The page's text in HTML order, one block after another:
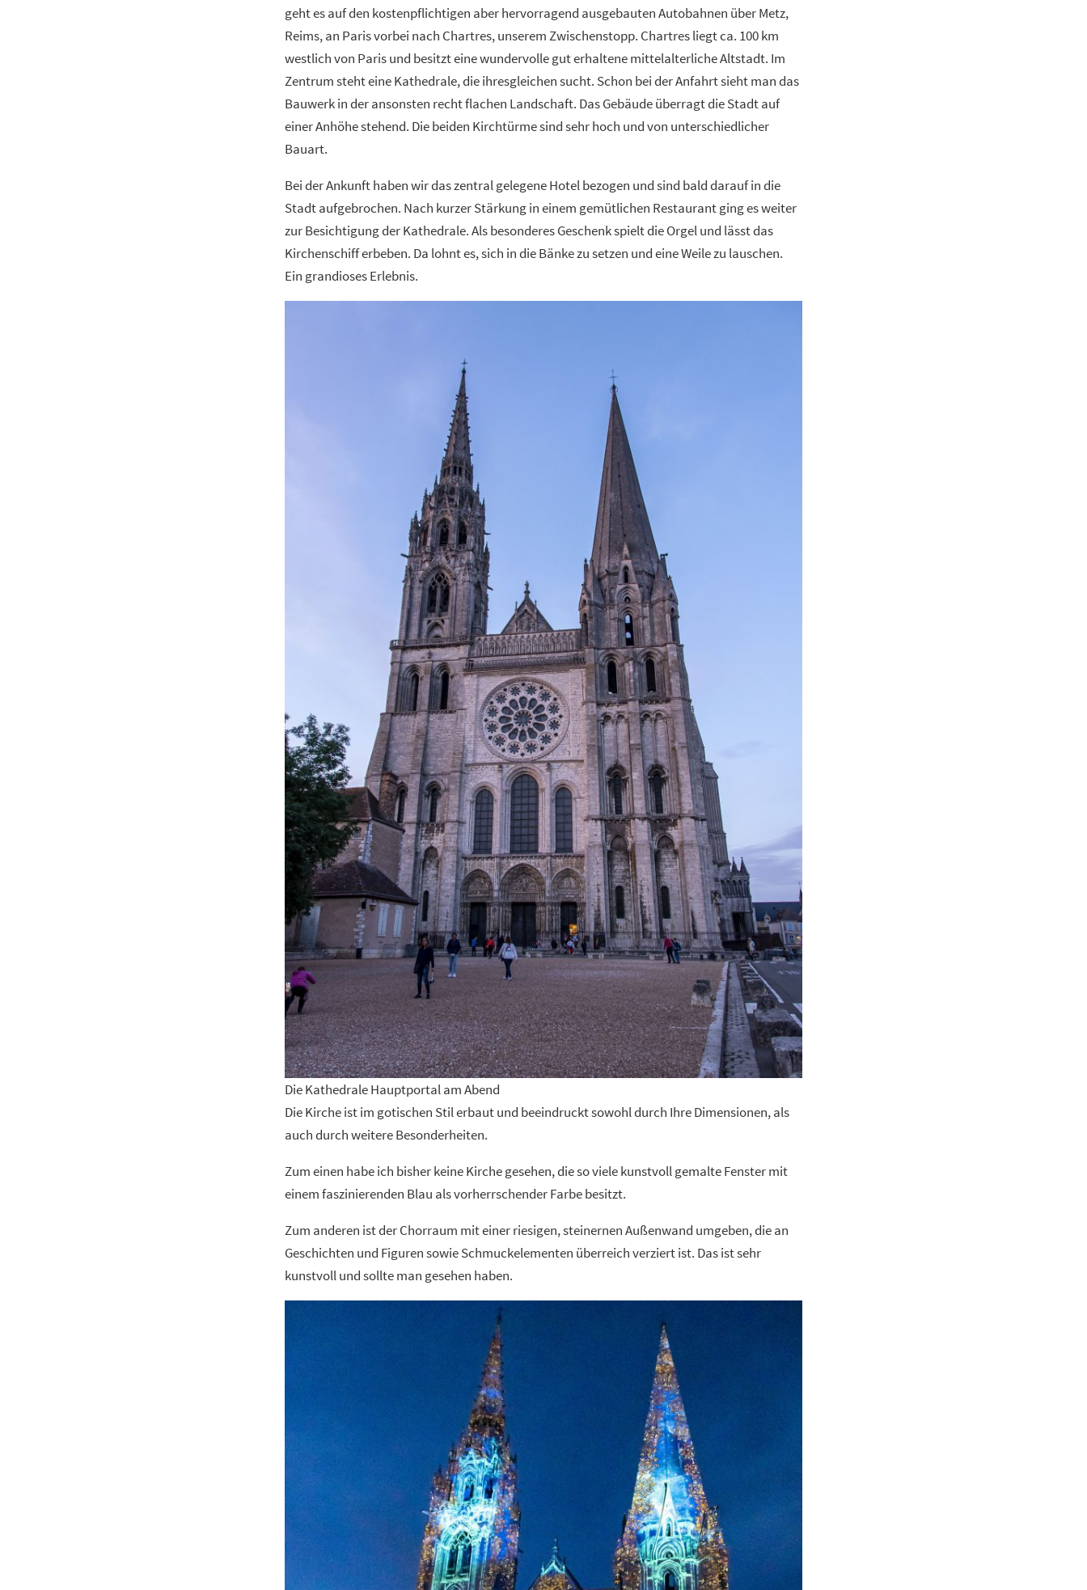
geht es auf den kostenpflichtigen aber hervorragend ausgebauten Autobahnen über Metz,
Reims, an Paris vorbei nach Chartres, unserem Zwischenstopp. Chartres liegt ca. 100 km
westlich von Paris und besitzt eine wundervolle gut erhaltene mittelalterliche Altstadt. Im
Zentrum steht eine Kathedrale, die ihresgleichen sucht. Schon bei der Anfahrt sieht man das
Bauwerk in der ansonsten recht flachen Landschaft. Das Gebäude überragt die Stadt auf
einer Anhöhe stehend. Die beiden Kirchtürme sind sehr hoch und von unterschiedlicher
Bauart.
Bei der Ankunft haben wir das zentral gelegene Hotel bezogen und sind bald darauf in die
Stadt aufgebrochen. Nach kurzer Stärkung in einem gemütlichen Restaurant ging es weiter
zur Besichtigung der Kathedrale. Als besonderes Geschenk spielt die Orgel und lässt das
Kirchenschiff erbeben. Da lohnt es, sich in die Bänke zu setzen und eine Weile zu lauschen.
Ein grandioses Erlebnis.
Die Kathedrale Hauptportal am Abend
Die Kirche ist im gotischen Stil erbaut und beeindruckt sowohl durch Ihre Dimensionen, als
auch durch weitere Besonderheiten.
Zum einen habe ich bisher keine Kirche gesehen, die so viele kunstvoll gemalte Fenster mit
einem faszinierenden Blau als vorherrschender Farbe besitzt.
Zum anderen ist der Chorraum mit einer riesigen, steinernen Außenwand umgeben, die an
Geschichten und Figuren sowie Schmuckelementen überreich verziert ist. Das ist sehr
kunstvoll und sollte man gesehen haben.